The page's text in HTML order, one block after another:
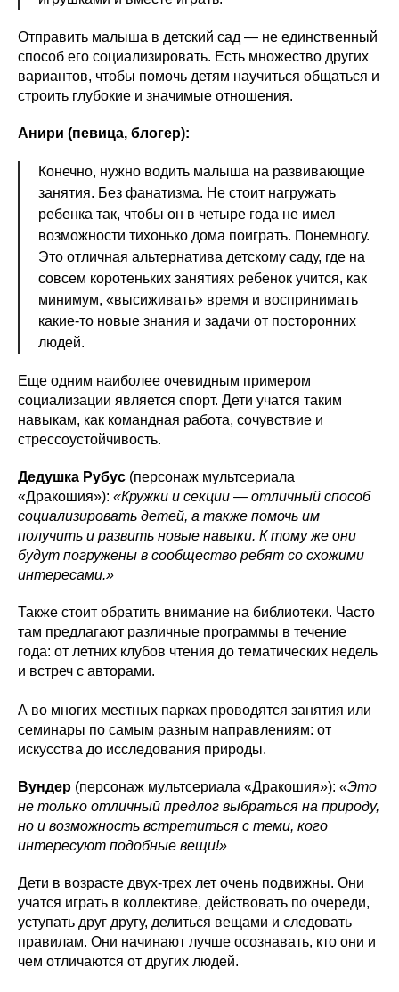
Отправить малыша в детский сад — не единственный
способ его социализировать. Есть множество других
вариантов, чтобы помочь детям научиться общаться и
строить глубокие и значимые отношения.
Анири (певица, блогер):
Конечно, нужно водить малыша на развивающие
занятия. Без фанатизма. Не стоит нагружать
ребенка так, чтобы он в четыре года не имел
возможности тихонько дома поиграть. Понемногу.
Это отличная альтернатива детскому саду, где на
совсем коротеньких занятиях ребенок учится, как
минимум, «высиживать» время и воспринимать
какие-то новые знания и задачи от посторонних
людей.
Еще одним наиболее очевидным примером
социализации является спорт. Дети учатся таким
навыкам, как командная работа, сочувствие и
стрессоустойчивость.
Дедушка Рубус (персонаж мультсериала
«Дракошия»): «Кружки и секции — отличный способ
социализировать детей, а также помочь им
получить и развить новые навыки. К тому же они
будут погружены в сообщество ребят со схожими
интересами.»
Также стоит обратить внимание на библиотеки. Часто
там предлагают различные программы в течение
года: от летних клубов чтения до тематических недель
и встреч с авторами.
А во многих местных парках проводятся занятия или
семинары по самым разным направлениям: от
искусства до исследования природы.
Вундер (персонаж мультсериала «Дракошия»): «Это
не только отличный предлог выбраться на природу,
но и возможность встретиться с теми, кого
интересуют подобные вещи!»
Дети в возрасте двух-трех лет очень подвижны. Они
учатся играть в коллективе, действовать по очереди,
уступать друг другу, делиться вещами и следовать
правилам. Они начинают лучше осознавать, кто они и
чем отличаются от других людей.